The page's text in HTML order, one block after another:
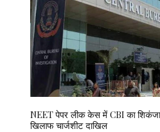
NEET पेपर लीक केस में CBI का
खिलाफ चार्जशीट दाखिल